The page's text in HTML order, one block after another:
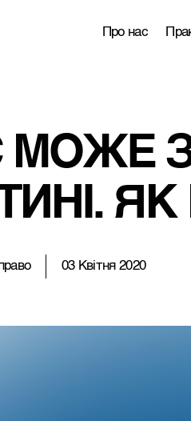
Про нас
МОЖЕ
03 Квітня 2020